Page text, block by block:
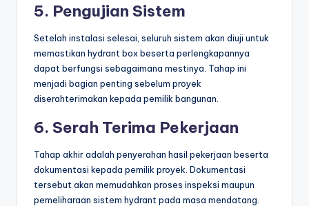
5. Pengujian Sistem
Setelah instalasi selesai, seluruh sistem akan diuji untuk
memastikan hydrant box beserta perlengkapannya
dapat berfungsi sebagaimana mestinya. Tahap ini
menjadi bagian penting sebelum proyek
diserahterimakan kepada pemilik bangunan.
6. Serah Terima Pekerjaan
Tahap akhir adalah penyerahan hasil pekerjaan beserta
dokumentasi kepada pemilik proyek. Dokumentasi
tersebut akan memudahkan proses inspeksi maupun
pemeliharaan sistem hydrant pada masa mendatang.